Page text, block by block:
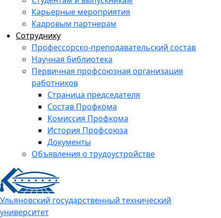
Карьерные мероприятия
Кадровым партнерам
Сотруднику
Профессорско-преподавательский состав
Научная библиотека
Первичная профсоюзная организация
работников
Страница председателя
Состав Профкома
Комиссия Профкома
История Профсоюза
Документы
Объявления о трудоустройстве
Ульяновский государственный технический
университет